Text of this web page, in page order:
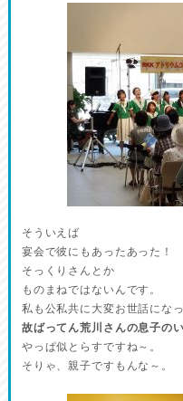
そういえば
宴会で彼にもあったあった！
そっくりさんとか
ものまねではないんです。
私も公私共に大変お世話にな
故ばってん荒川さんの息子の
やっぱ似とらすですね～。
そりゃ、親子ですもんな～。